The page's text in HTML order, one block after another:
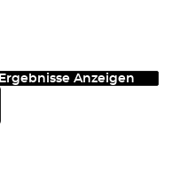
Ergebnisse Anzeigen